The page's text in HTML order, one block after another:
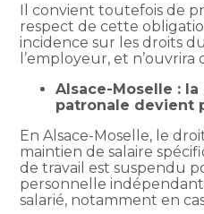
Il convient toutefois de
respect de cette
incidence sur les droits
l’employeur, et
Alsace-Moselle :
patronale devient
En Alsace-Moselle, le
maintien de salaire
de travail est suspendu
personnelle
salarié, notamment en